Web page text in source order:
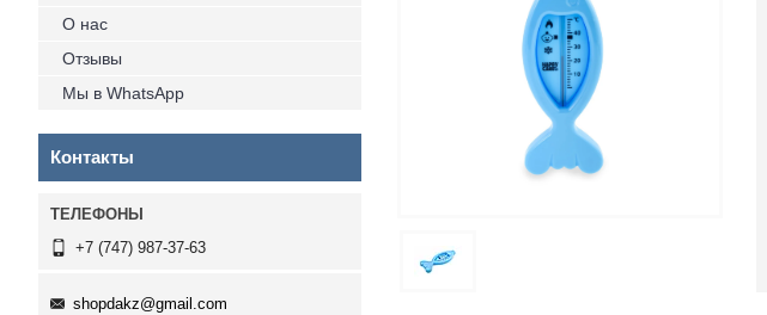
О нас
Отзывы
Мы в WhatsApp
Контакты
+7 (747) 987-37-63
shopdakz@gmail.com